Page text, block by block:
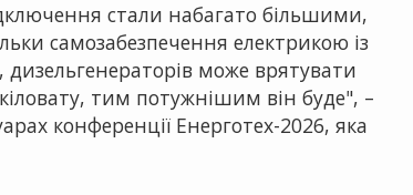
стали набагато більшими,
самозабезпечення електрикою із
може врятувати
тим потужнішим він буде", –
конференції Енерготех-2026, яка